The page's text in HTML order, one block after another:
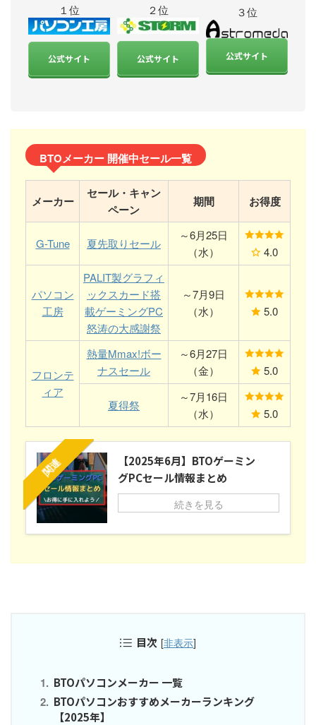
１位
公式サイト
２位
公式サイト
３位
公式サイト
BTOメーカー 開催中セール一覧
メーカー
セール・キャン
ペーン
期間 お得度
G-Tune 夏先取りセール
～6月25日
（水）
4.0
パソコン
工房
PALIT製グラフィ
ックスカード搭
載ゲーミングPC
怒涛の大感謝祭
～7月9日
（水）
5.0
フロンテ
ィア
熱量Mmax!ボー
ナスセール
～6月27日
（金）
5.0
夏得祭
～7月16日
（水）
5.0
関連
【2025年6月】BTOゲーミン
グPCセール情報まとめ
続きを見る
目次 [非表示]
BTOパソコンメーカー 一覧
BTOパソコンおすすめメーカーランキング
【2025年】